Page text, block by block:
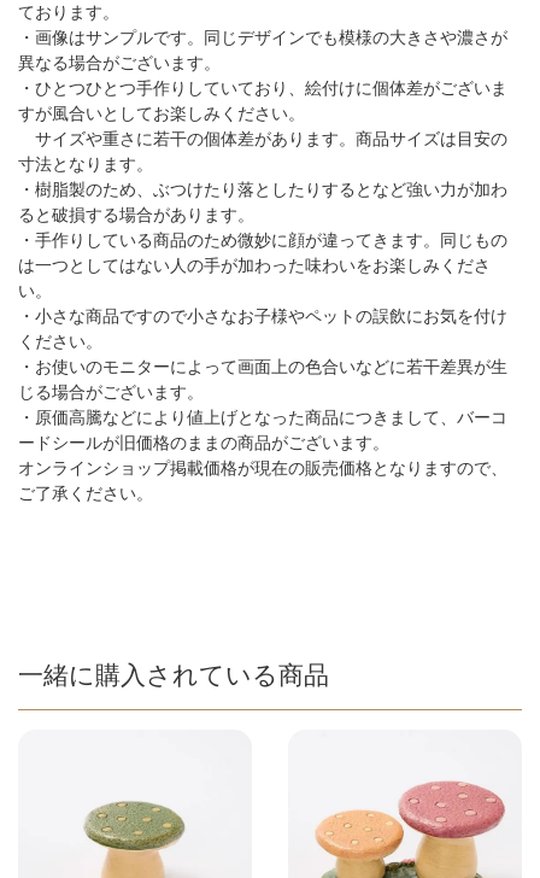
ております。
・画像はサンプルです。同じデザインでも模様の大きさや濃さが
異なる場合がございます。
・ひとつひとつ手作りしていており、絵付けに個体差がございま
すが風合いとしてお楽しみください。
サイズや重さに若干の個体差があります。商品サイズは目安の
寸法となります。
・樹脂製のため、ぶつけたり落としたりするとなど強い力が加わ
ると破損する場合があります。
・手作りしている商品のため微妙に顔が違ってきます。同じもの
は一つとしてはない人の手が加わった味わいをお楽しみくださ
い。
・小さな商品ですので小さなお子様やペットの誤飲にお気を付け
ください。
・お使いのモニターによって画面上の色合いなどに若干差異が生
じる場合がございます。
・原価高騰などにより値上げとなった商品につきまして、バーコ
ードシールが旧価格のままの商品がございます。
オンラインショップ掲載価格が現在の販売価格となりますので、
ご了承ください。
一緒に購入されている商品